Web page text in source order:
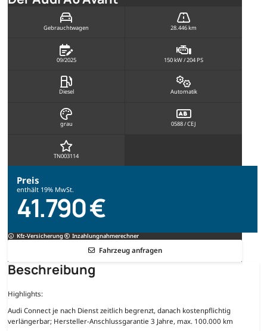
Gebrauchtwagen 28.446 km
09/2025 150 kW / 204 PS
Diesel Automatik
grau 0588 / CEJ
TN003114
Preis
enthält 19% MwSt.
41.790 €
Kfz-Versicherung Inzahlungnahmerechner
Fahrzeug anfragen
Beschreibung
Highlights:
Audi Connect je nach Dienst zeitlich begrenzt, danach kostenpflichtig
verlängerbar; Hersteller-Anschlussgarantie 3 Jahre, max. 100.000 km